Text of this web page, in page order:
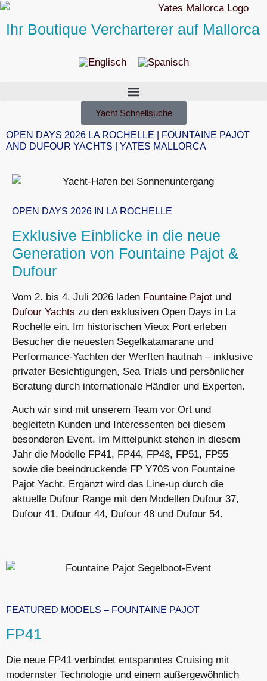
Ihr Boutique Vercharterer auf Mallorca
Yacht Schnellsuche
OPEN DAYS 2026 LA ROCHELLE | FOUNTAINE PAJOT
AND DUFOUR YACHTS | YATES MALLORCA
OPEN DAYS 2026 IN LA ROCHELLE
Exklusive Einblicke in die neue
Generation von Fountaine Pajot &
Dufour
Vom 2. bis 4. Juli 2026 laden Fountaine Pajot und
Dufour Yachts zu den exklusiven Open Days in La
Rochelle ein. Im historischen Vieux Port erleben
Besucher die neuesten Segelkatamarane und
Performance-Yachten der Werften hautnah – inklusive
privater Besichtigungen, Sea Trials und persönlicher
Beratung durch internationale Händler und Experten.
Auch wir sind mit unserem Team vor Ort und
begleitetn Kunden und Interessenten bei diesem
besonderen Event. Im Mittelpunkt stehen in diesem
Jahr die Modelle FP41, FP44, FP48, FP51, FP55
sowie die beeindruckende FP Y70S von Fountaine
Pajot Yacht. Ergänzt wird das Line-up durch die
aktuelle Dufour Range mit den Modellen Dufour 37,
Dufour 41, Dufour 44, Dufour 48 und Dufour 54.
FEATURED MODELS – FOUNTAINE PAJOT
FP41
Die neue FP41 verbindet entspanntes Cruising mit
modernster Technologie und einem außergewöhnlich